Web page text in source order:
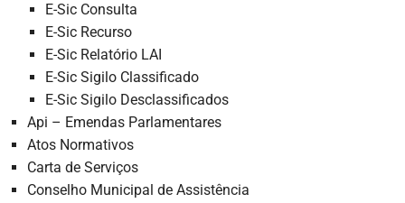
E-Sic Consulta
E-Sic Recurso
E-Sic Relatório LAI
E-Sic Sigilo Classificado
E-Sic Sigilo Desclassificados
Api – Emendas Parlamentares
Atos Normativos
Carta de Serviços
Conselho Municipal de Assistência